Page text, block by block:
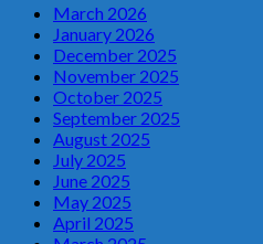
March 2026
January 2026
December 2025
November 2025
October 2025
September 2025
August 2025
July 2025
June 2025
May 2025
April 2025